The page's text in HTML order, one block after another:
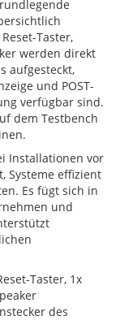
Taster,
werden direkt
aufgesteckt,
und POST-
verfügbar sind.
dem Testbench
Installationen vor
Systeme effizient
Es fügt sich in
und
Taster, 1x
des